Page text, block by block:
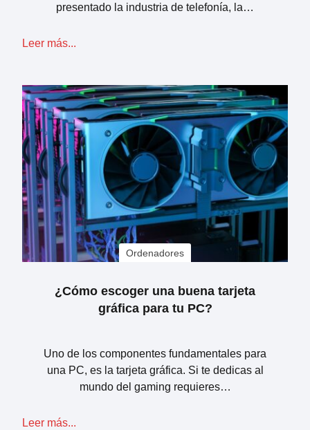
presentado la industria de telefonía, la…
Leer más...
Ordenadores
¿Cómo escoger una buena tarjeta
gráfica para tu PC?
Uno de los componentes fundamentales para
una PC, es la tarjeta gráfica. Si te dedicas al
mundo del gaming requieres…
Leer más...